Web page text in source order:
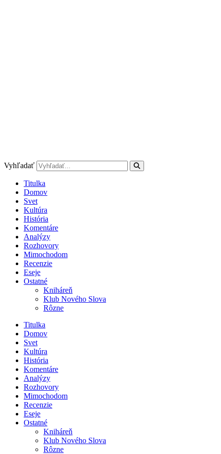
Vyhľadať
Titulka
Domov
Svet
Kultúra
História
Komentáre
Analýzy
Rozhovory
Mimochodom
Recenzie
Eseje
Ostatné
Kniháreň
Klub Nového Slova
Rôzne
Titulka
Domov
Svet
Kultúra
História
Komentáre
Analýzy
Rozhovory
Mimochodom
Recenzie
Eseje
Ostatné
Kniháreň
Klub Nového Slova
Rôzne